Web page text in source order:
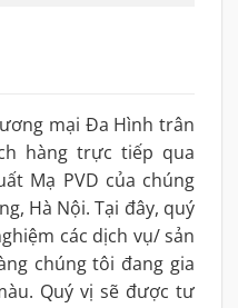
mại Đa Hình trân
hàng trực tiếp qua
Mạ PVD của chúng
Hà Nội. Tại đây, quý
các dịch vụ/ sản
chúng tôi đang gia
Quý vị sẽ được tư